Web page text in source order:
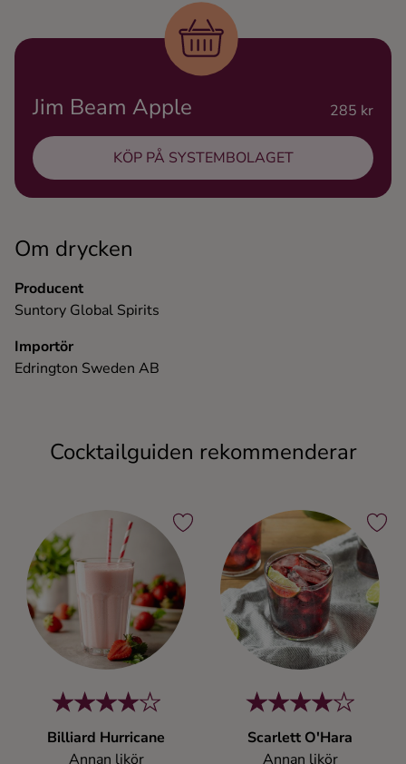
Om drycken
Producent
Suntory Global Spirits
Importör
Edrington Sweden AB
Jim Beam Apple 285 kr
KÖP PÅ SYSTEMBOLAGET
Cocktailguiden rekommenderar
Billiard Hurricane
Annan likör
Scarlett O'Hara
Annan likör